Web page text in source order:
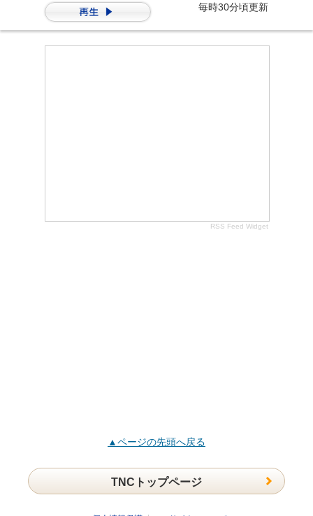
毎時30分頃更新
RSS Feed Widget
▲ページの先頭へ戻る
TNCトップページ